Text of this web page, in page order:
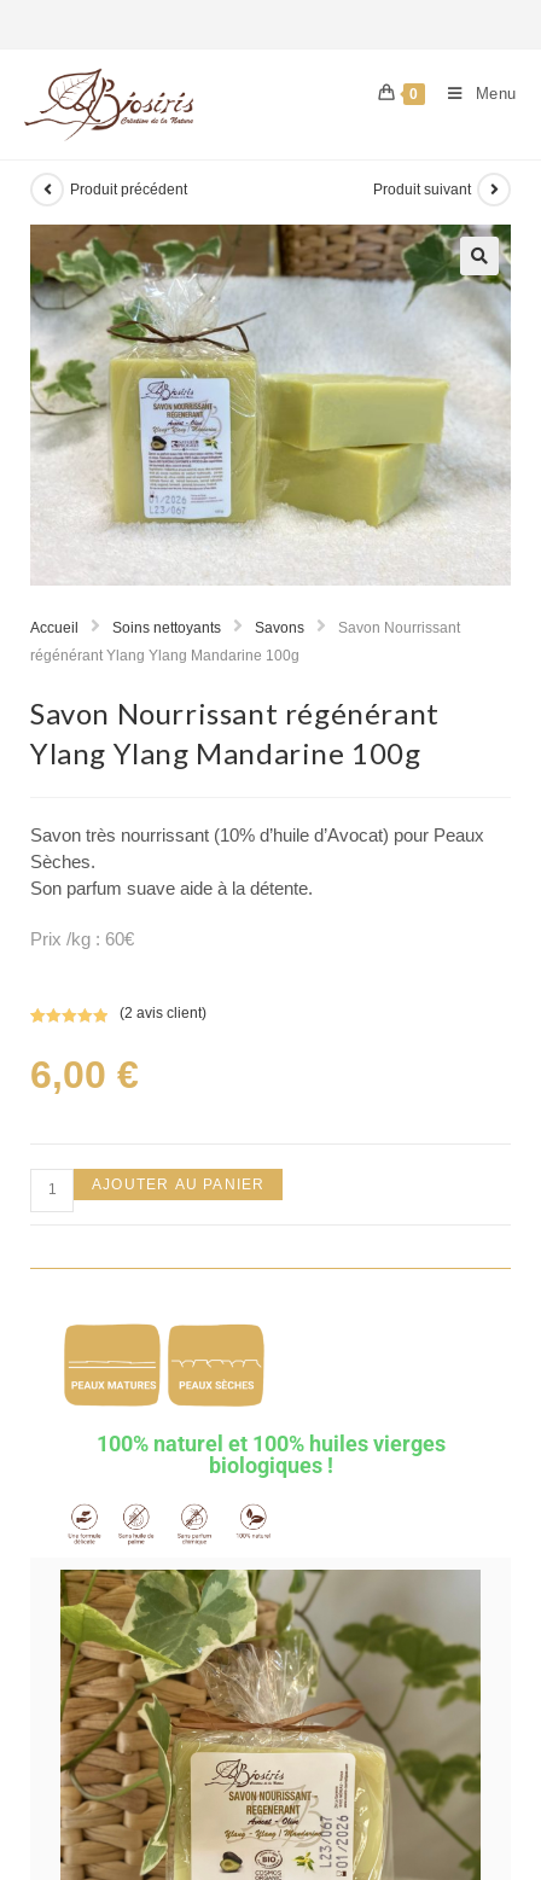
0 Menu
Produit précédent Produit suivant
Accueil Soins nettoyants Savons
Savon Nourrissant
régénérant Ylang Ylang Mandarine 100g
Savon Nourrissant régénérant
Ylang Ylang Mandarine 100g
Savon très nourrissant (10% d’huile d’Avocat) pour Peaux
Sèches.
Son parfum suave aide à la détente.
Prix /kg : 60€
sur 5
basé sur
(2 avis client)
6,00 €
AJOUTER AU PANIER
100% naturel et 100% huiles vierges
biologiques !